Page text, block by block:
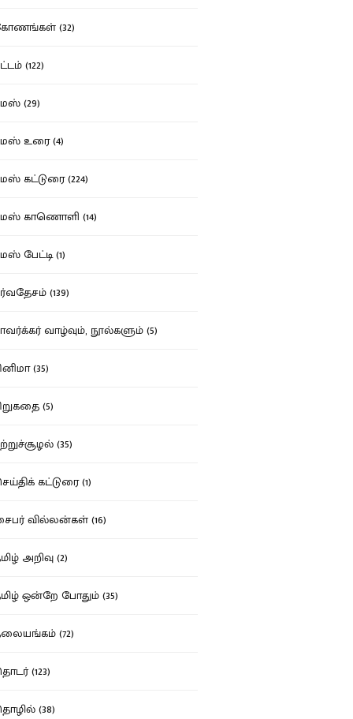
(32)
(122)
(29)
உரை (4)
கட்டுரை (224)
காணொளி (14)
பேட்டி (1)
(139)
வாழ்வும், நூல்களும் (5)
(35)
(5)
(35)
கட்டுரை (1)
வில்லன்கள் (16)
அறிவு (2)
ஒன்றே போதும் (35)
(72)
(123)
(38)